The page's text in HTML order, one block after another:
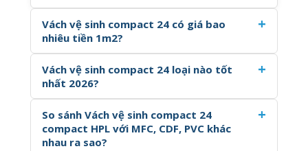
Vách vệ sinh compact 24 có giá bao
nhiêu tiền 1m2?
Vách vệ sinh compact 24 loại nào tốt
nhất 2026?
So sánh Vách vệ sinh compact 24
compact HPL với MFC, CDF, PVC khác
nhau ra sao?